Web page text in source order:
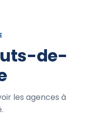
de-
les agences à